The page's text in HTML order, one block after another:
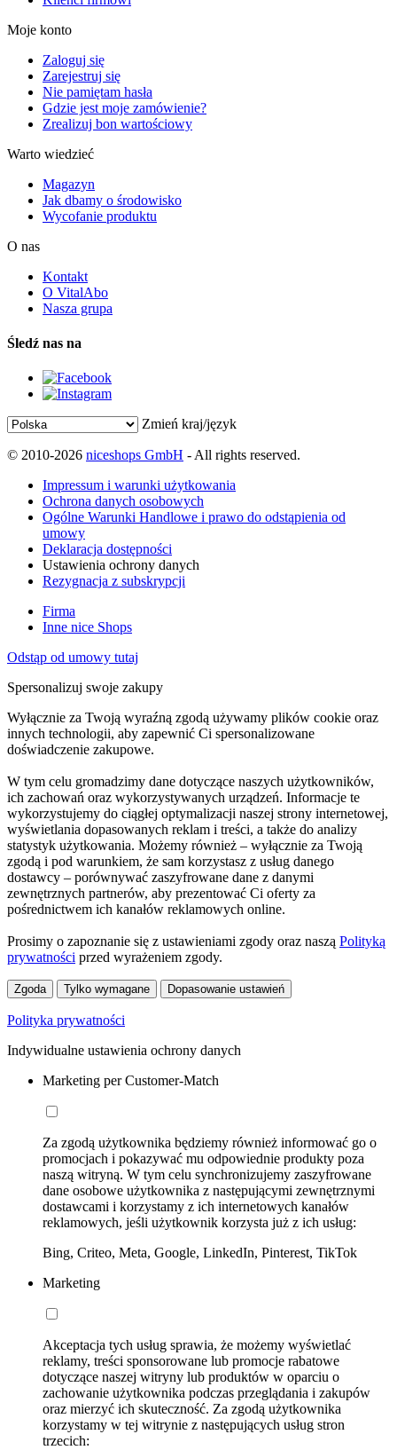
Moje konto
Zaloguj się
Zarejestruj się
Nie pamiętam hasła
Gdzie jest moje zamówienie?
Zrealizuj bon wartościowy
Warto wiedzieć
Magazyn
Jak dbamy o środowisko
Wycofanie produktu
O nas
Kontakt
O VitalAbo
Nasza grupa
Śledź nas na
Zmień kraj/język
© 2010-2026 niceshops GmbH - All rights reserved.
Impressum i warunki użytkowania
Ochrona danych osobowych
Ogólne Warunki Handlowe i prawo do odstąpienia od
umowy
Deklaracja dostępności
Ustawienia ochrony danych
Rezygnacja z subskrypcji
Firma
Inne nice Shops
Odstąp od umowy tutaj
Spersonalizuj swoje zakupy
Wyłącznie za Twoją wyraźną zgodą używamy plików cookie oraz
innych technologii, aby zapewnić Ci spersonalizowane
doświadczenie zakupowe.
W tym celu gromadzimy dane dotyczące naszych użytkowników,
ich zachowań oraz wykorzystywanych urządzeń. Informacje te
wykorzystujemy do ciągłej optymalizacji naszej strony internetowej,
wyświetlania dopasowanych reklam i treści, a także do analizy
statystyk użytkowania. Możemy również – wyłącznie za Twoją
zgodą i pod warunkiem, że sam korzystasz z usług danego
dostawcy – porównywać zaszyfrowane dane z danymi
zewnętrznych partnerów, aby prezentować Ci oferty za
pośrednictwem ich kanałów reklamowych online.
Prosimy o zapoznanie się z ustawieniami zgody oraz naszą Polityką
prywatności przed wyrażeniem zgody.
Zgoda Tylko wymagane Dopasowanie ustawień
Polityka prywatności
Indywidualne ustawienia ochrony danych
Marketing per Customer-Match
Za zgodą użytkownika będziemy również informować go o
promocjach i pokazywać mu odpowiednie produkty poza
naszą witryną. W tym celu synchronizujemy zaszyfrowane
dane osobowe użytkownika z następującymi zewnętrznymi
dostawcami i korzystamy z ich internetowych kanałów
reklamowych, jeśli użytkownik korzysta już z ich usług:
Bing, Criteo, Meta, Google, LinkedIn, Pinterest, TikTok
Marketing
Akceptacja tych usług sprawia, że możemy wyświetlać
reklamy, treści sponsorowane lub promocje rabatowe
dotyczące naszej witryny lub produktów w oparciu o
zachowanie użytkownika podczas przeglądania i zakupów
oraz mierzyć ich skuteczność. Za zgodą użytkownika
korzystamy w tej witrynie z następujących usług stron
trzecich: